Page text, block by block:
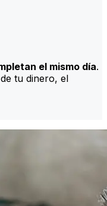
el mismo día.
tu dinero, el